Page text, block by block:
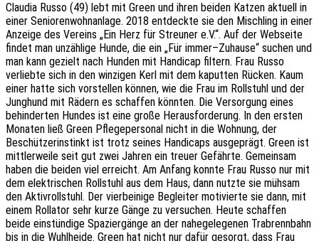
Claudia Russo (49) lebt mit Green und ihren beiden Katzen aktuell in
einer Seniorenwohnanlage. 2018 entdeckte sie den Mischling in einer
Anzeige des Vereins „Ein Herz für Streuner e.V.“. Auf der Webseite
findet man unzählige Hunde, die ein „Für immer–Zuhause“ suchen und
man kann gezielt nach Hunden mit Handicap filtern. Frau Russo
verliebte sich in den winzigen Kerl mit dem kaputten Rücken. Kaum
einer hatte sich vorstellen können, wie die Frau im Rollstuhl und der
Junghund mit Rädern es schaffen könnten. Die Versorgung eines
behinderten Hundes ist eine große Herausforderung. In den ersten
Monaten ließ Green Pflegepersonal nicht in die Wohnung, der
Beschützerinstinkt ist trotz seines Handicaps ausgeprägt. Green ist
mittlerweile seit gut zwei Jahren ein treuer Gefährte. Gemeinsam
haben die beiden viel erreicht. Am Anfang konnte Frau Russo nur mit
dem elektrischen Rollstuhl aus dem Haus, dann nutzte sie mühsam
den Aktivrollstuhl. Der vierbeinige Begleiter motivierte sie dann, mit
einem Rollator sehr kurze Gänge zu versuchen. Heute schaffen
beide einstündige Spaziergänge an der nahegelegenen Trabrennbahn
bis in die Wuhlheide. Green hat nicht nur dafür gesorgt, dass Frau